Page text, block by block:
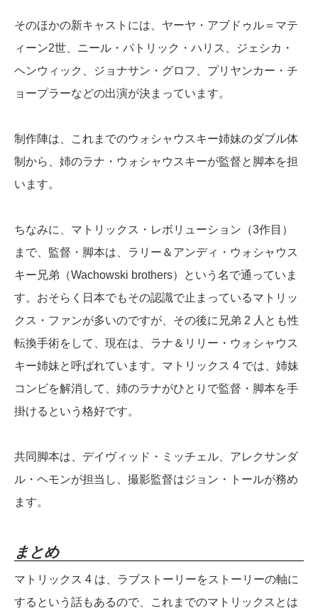
そのほかの新キャストには、ヤーヤ・アブドゥル＝マテ
ィーン2世、ニール・パトリック・ハリス、ジェシカ・
ヘンウィック、ジョナサン・グロフ、プリヤンカー・チ
ョープラーなどの出演が決まっています。
制作陣は、これまでのウォシャウスキー姉妹のダブル体
制から、姉のラナ・ウォシャウスキーが監督と脚本を担
います。
ちなみに、マトリックス・レボリューション（3作目）
まで、監督・脚本は、ラリー＆アンディ・ウォシャウス
キー兄弟（Wachowski brothers）という名で通っていま
す。おそらく日本でもその認識で止まっているマトリッ
クス・ファンが多いのですが、その後に兄弟 2 人とも性
転換手術をして、現在は、ラナ＆リリー・ウォシャウス
キー姉妹と呼ばれています。マトリックス 4 では、姉妹
コンビを解消して、姉のラナがひとりで監督・脚本を手
掛けるという格好です。
共同脚本は、デイヴィッド・ミッチェル、アレクサンダ
ル・ヘモンが担当し、撮影監督はジョン・トールが務め
ます。
まとめ
マトリックス 4 は、ラブストーリーをストーリーの軸に
するという話もあるので、これまでのマトリックスとは